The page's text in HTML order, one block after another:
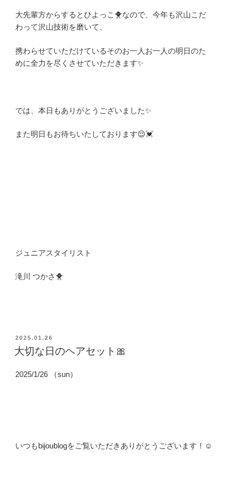
大先輩方からするとひよっこ🐥なので、今年も沢山こだ
わって沢山技術を磨いて、
携わらせていただけているそのお一人お一人の明日のた
めに全力を尽くさせていただきます✨
では、本日もありがとうございました✨
また明日もお待ちいたしております😌💓
ジュニアスタイリスト
滝川 つかさ🐥
投
稿
日:
2025.01.26
大切な日のヘアセット🎀
2025/1/26 （sun）
いつもbijoublogをご覧いただきありがとうございます！☺️